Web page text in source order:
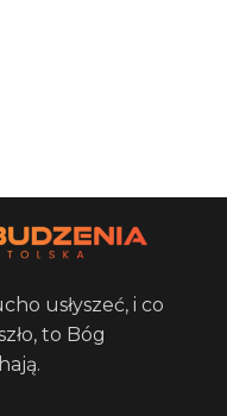
usłyszeć, i co
to Bóg